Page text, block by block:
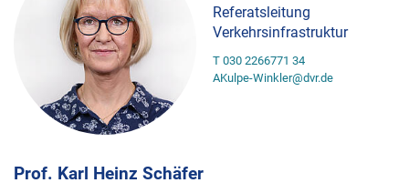
Referatsleitung
Verkehrsinfrastruktur
T 030 2266771 34
AKulpe-Winkler@dvr.de
Prof. Karl Heinz Schäfer